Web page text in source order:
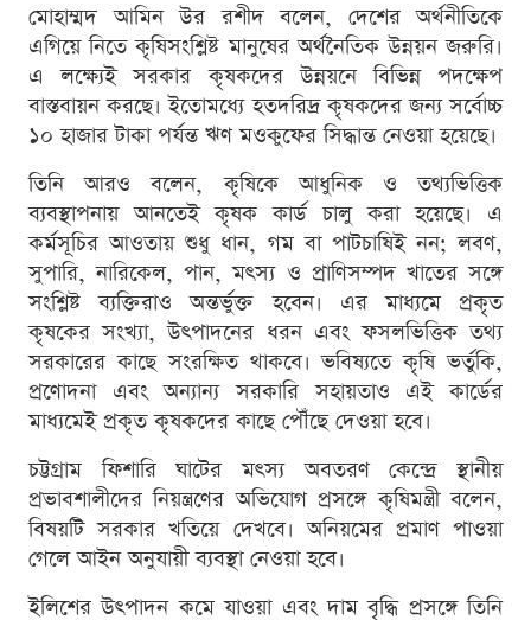
মোহাম্মদ আমিন উর রশীদ বলেন, দেশের অর্থনীতিকে
এগিয়ে নিতে কৃষিসংশ্লিষ্ট মানুষের অর্থনৈতিক উন্নয়ন জরুরি।
এ লক্ষ্যেই সরকার কৃষকদের উন্নয়নে বিভিন্ন পদক্ষেপ
বাস্তবায়ন করছে। ইতোমধ্যে হতদরিদ্র কৃষকদের জন্য সর্বোচ্চ
১০ হাজার টাকা পর্যন্ত ঋণ মওকুফের সিদ্ধান্ত নেওয়া হয়েছে।
তিনি আরও বলেন, কৃষিকে আধুনিক ও তথ্যভিত্তিক
ব্যবস্থাপনায় আনতেই কৃষক কার্ড চালু করা হয়েছে। এ
কর্মসূচির আওতায় শুধু ধান, গম বা পাটচাষিই নন; লবণ,
সুপারি, নারিকেল, পান, মৎস্য ও প্রাণিসম্পদ খাতের সঙ্গে
সংশ্লিষ্ট ব্যক্তিরাও অন্তর্ভুক্ত হবেন। এর মাধ্যমে প্রকৃত
কৃষকের সংখ্যা, উৎপাদনের ধরন এবং ফসলভিত্তিক তথ্য
সরকারের কাছে সংরক্ষিত থাকবে। ভবিষ্যতে কৃষি ভর্তুকি,
প্রণোদনা এবং অন্যান্য সরকারি সহায়তাও এই কার্ডের
মাধ্যমেই প্রকৃত কৃষকদের কাছে পৌঁছে দেওয়া হবে।
চট্টগ্রাম ফিশারি ঘাটের মৎস্য অবতরণ কেন্দ্রে স্থানীয়
প্রভাবশালীদের নিয়ন্ত্রণের অভিযোগ প্রসঙ্গে কৃষিমন্ত্রী বলেন,
বিষয়টি সরকার খতিয়ে দেখবে। অনিয়মের প্রমাণ পাওয়া
গেলে আইন অনুযায়ী ব্যবস্থা নেওয়া হবে।
ইলিশের উৎপাদন কমে যাওয়া এবং দাম বৃদ্ধি প্রসঙ্গে তিনি